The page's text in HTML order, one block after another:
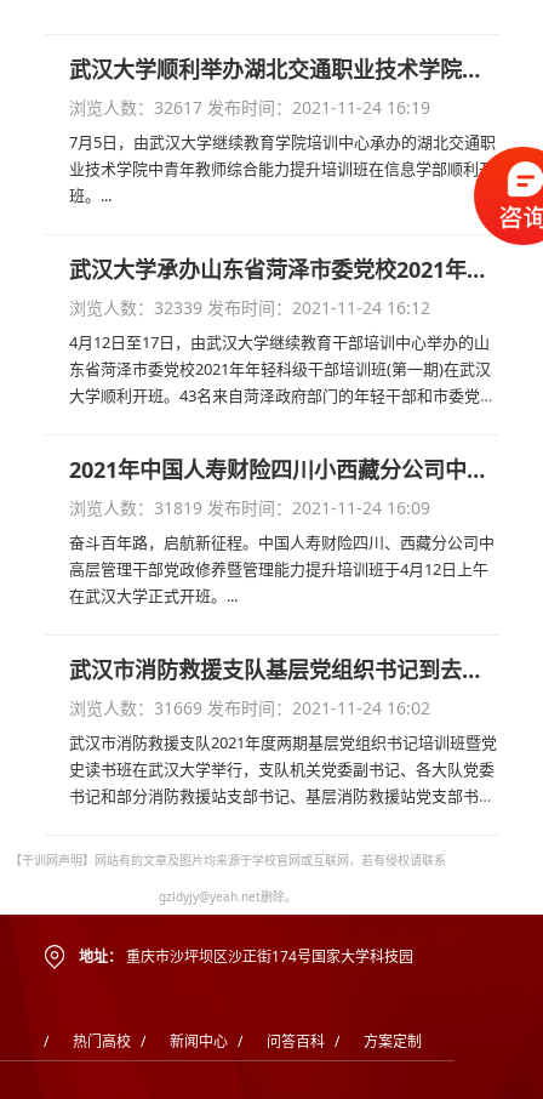
武汉大学顺利举办湖北交通职业技术学院中青年教师综合能力提升培训班
浏览人数：32617 发布时间：2021-11-24 16:19
7月5日，由武汉大学继续教育学院培训中心承办的湖北交通职
业技术学院中青年教师综合能力提升培训班在信息学部顺利开
班。...
武汉大学承办山东省菏泽市委党校2021年年轻科级公务人员培训班（第一期）顺利结业
浏览人数：32339 发布时间：2021-11-24 16:12
4月12日至17日，由武汉大学继续教育干部培训中心举办的山
东省菏泽市委党校2021年年轻科级干部培训班(第一期)在武汉
大学顺利开班。43名来自菏泽政府部门的年轻干部和市委党校
2021年中国人寿财险四川小西藏分公司中高层管理公务人员党政修养暨管理能力提升培训班在武汉大学开班
浏览人数：31819 发布时间：2021-11-24 16:09
奋斗百年路，启航新征程。中国人寿财险四川、西藏分公司中
高层管理干部党政修养暨管理能力提升培训班于4月12日上午
在武汉大学正式开班。...
武汉市消防救援支队基层党组织书记到去武汉大学参加培训
浏览人数：31669 发布时间：2021-11-24 16:02
武汉市消防救援支队2021年度两期基层党组织书记培训班暨党
史读书班在武汉大学举行，支队机关党委副书记、各大队党委
书记和部分消防救援站支部书记、基层消防救援站党支部书记
【干训网声明】网站有的文章及图片均来源于学校官网或互联网，若有侵权请联系
gzldyjy@yeah.net删除。
地址： 重庆市沙坪坝区沙正街174号国家大学科技园
/ 热门高校 / 新闻中心 / 问答百科 / 方案定制